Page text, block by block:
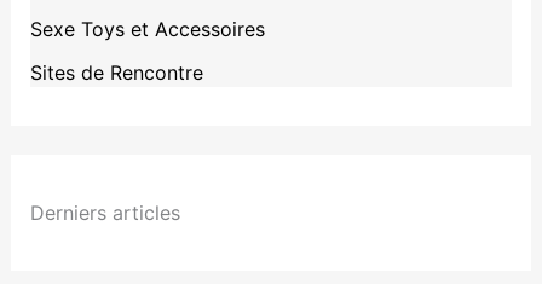
Sexe Toys et Accessoires
Sites de Rencontre
Derniers articles